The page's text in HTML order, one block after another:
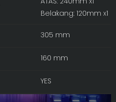
Belakang: 120mm x1
305 mm
160 mm
YES